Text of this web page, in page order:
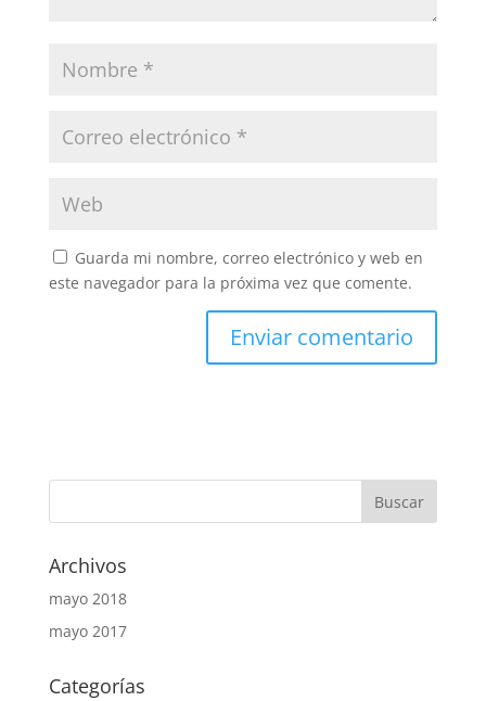
Guarda mi nombre, correo electrónico y web en
este navegador para la próxima vez que comente.
Archivos
mayo 2018
mayo 2017
Categorías